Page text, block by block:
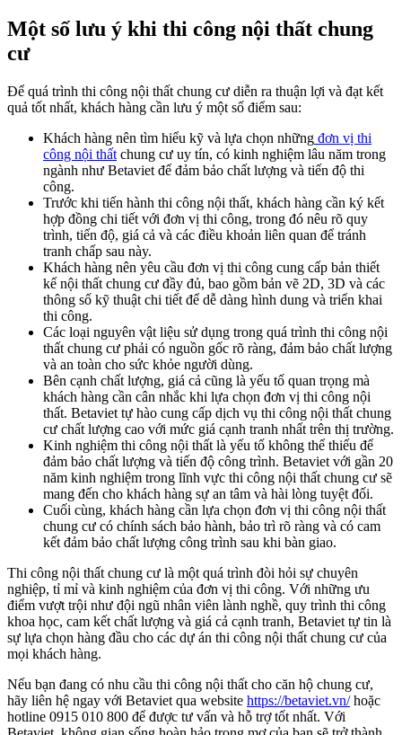
Một số lưu ý khi thi công nội thất chung
cư
Để quá trình thi công nội thất chung cư diễn ra thuận lợi và đạt kết
quả tốt nhất, khách hàng cần lưu ý một số điểm sau:
Khách hàng nên tìm hiểu kỹ và lựa chọn những đơn vị thi
công nội thất chung cư uy tín, có kinh nghiệm lâu năm trong
ngành như Betaviet để đảm bảo chất lượng và tiến độ thi
công.
Trước khi tiến hành thi công nội thất, khách hàng cần ký kết
hợp đồng chi tiết với đơn vị thi công, trong đó nêu rõ quy
trình, tiến độ, giá cả và các điều khoản liên quan để tránh
tranh chấp sau này.
Khách hàng nên yêu cầu đơn vị thi công cung cấp bản thiết
kế nội thất chung cư đầy đủ, bao gồm bản vẽ 2D, 3D và các
thông số kỹ thuật chi tiết để dễ dàng hình dung và triển khai
thi công.
Các loại nguyên vật liệu sử dụng trong quá trình thi công nội
thất chung cư phải có nguồn gốc rõ ràng, đảm bảo chất lượng
và an toàn cho sức khỏe người dùng.
Bên cạnh chất lượng, giá cả cũng là yếu tố quan trọng mà
khách hàng cần cân nhắc khi lựa chọn đơn vị thi công nội
thất. Betaviet tự hào cung cấp dịch vụ thi công nội thất chung
cư chất lượng cao với mức giá cạnh tranh nhất trên thị trường.
Kinh nghiệm thi công nội thất là yếu tố không thể thiếu để
đảm bảo chất lượng và tiến độ công trình. Betaviet với gần 20
năm kinh nghiệm trong lĩnh vực thi công nội thất chung cư sẽ
mang đến cho khách hàng sự an tâm và hài lòng tuyệt đối.
Cuối cùng, khách hàng cần lựa chọn đơn vị thi công nội thất
chung cư có chính sách bảo hành, bảo trì rõ ràng và có cam
kết đảm bảo chất lượng công trình sau khi bàn giao.
Thi công nội thất chung cư là một quá trình đòi hỏi sự chuyên
nghiệp, tỉ mỉ và kinh nghiệm của đơn vị thi công. Với những ưu
điểm vượt trội như đội ngũ nhân viên lành nghề, quy trình thi công
khoa học, cam kết chất lượng và giá cả cạnh tranh, Betaviet tự tin là
sự lựa chọn hàng đầu cho các dự án thi công nội thất chung cư của
mọi khách hàng.
Nếu bạn đang có nhu cầu thi công nội thất cho căn hộ chung cư,
hãy liên hệ ngay với Betaviet qua website https://betaviet.vn/hoặc
hotline 0915 010 800 để được tư vấn và hỗ trợ tốt nhất. Với